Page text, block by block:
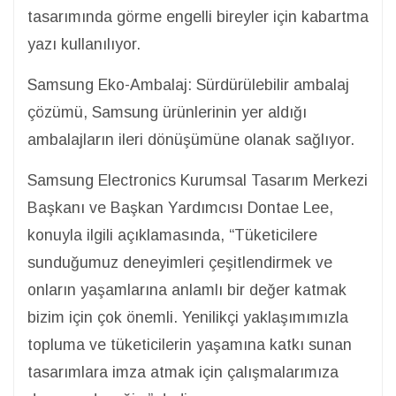
tasarımında görme engelli bireyler için kabartma
yazı kullanılıyor.
Samsung Eko-Ambalaj: Sürdürülebilir ambalaj
çözümü, Samsung ürünlerinin yer aldığı
ambalajların ileri dönüşümüne olanak sağlıyor.
Samsung Electronics Kurumsal Tasarım Merkezi
Başkanı ve Başkan Yardımcısı Dontae Lee,
konuyla ilgili açıklamasında, “Tüketicilere
sunduğumuz deneyimleri çeşitlendirmek ve
onların yaşamlarına anlamlı bir değer katmak
bizim için çok önemli. Yenilikçi yaklaşımımızla
topluma ve tüketicilerin yaşamına katkı sunan
tasarımlara imza atmak için çalışmalarımıza